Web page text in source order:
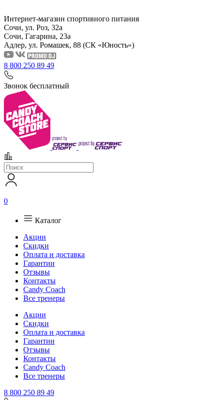
Интернет-магазин спортивного питания
Сочи, ул. Роз, 32а
Сочи, Гагарина, 23а
Адлер, ул. Ромашек, 88 (СК «Юность»)
8 800 250 89 49
Звонок бесплатный
0
Каталог
Акции
Скидки
Оплата и доставка
Гарантии
Отзывы
Контакты
Candy Coach
Все тренеры
Акции
Скидки
Оплата и доставка
Гарантии
Отзывы
Контакты
Candy Coach
Все тренеры
8 800 250 89 49